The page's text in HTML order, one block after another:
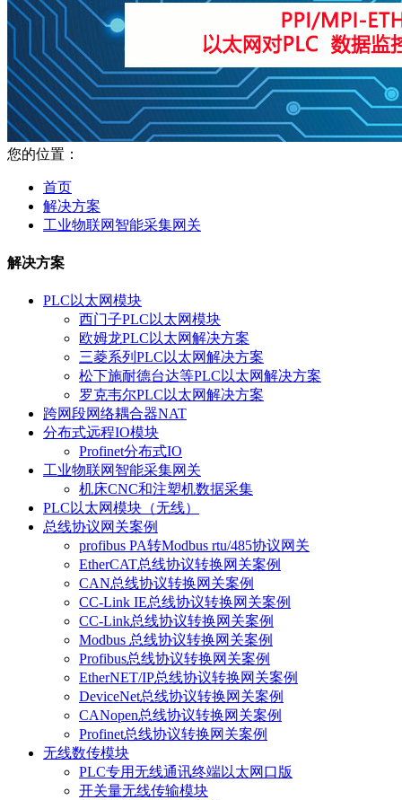
您的位置：
首页
解决方案
工业物联网智能采集网关
解决方案
PLC以太网模块
西门子PLC以太网模块
欧姆龙PLC以太网解决方案
三菱系列PLC以太网解决方案
松下施耐德台达等PLC以太网解决方案
罗克韦尔PLC以太网解决方案
跨网段网络耦合器NAT
分布式远程IO模块
Profinet分布式IO
工业物联网智能采集网关
机床CNC和注塑机数据采集
PLC以太网模块（无线）
总线协议网关案例
profibus PA转Modbus rtu/485协议网关
EtherCAT总线协议转换网关案例
CAN总线协议转换网关案例
CC-Link IE总线协议转换网关案例
CC-Link总线协议转换网关案例
Modbus 总线协议转换网关案例
Profibus总线协议转换网关案例
EtherNET/IP总线协议转换网关案例
DeviceNet总线协议转换网关案例
CANopen总线协议转换网关案例
Profinet总线协议转换网关案例
无线数传模块
PLC专用无线通讯终端以太网口版
开关量无线传输模块